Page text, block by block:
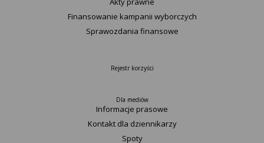
Finansowanie kampanii wyborczych
Sprawozdania finansowe
Rejestr korzyści
Dla mediów
Informacje prasowe
Kontakt dla dziennikarzy
Spoty